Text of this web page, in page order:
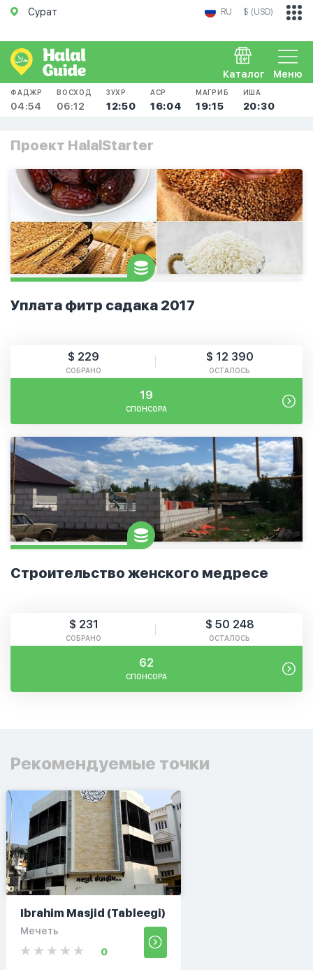
Сурат RU $ (USD)
Меню
Каталог
ФАДЖР
04:54
ВОСХОД
06:12
ЗУХР
12:50
АСР
16:04
МАГРИБ
19:15
ИША
20:30
Проект HalalStarter
Уплата фитр садака 2017
$ 229
СОБРАНО
$ 12 390
ОСТАЛОСЬ
19
СПОНСОРА
Строительство женского медресе
$ 231
СОБРАНО
$ 50 248
ОСТАЛОСЬ
62
СПОНСОРА
Рекомендуемые точки
Ibrahim Masjid (Tableegi)
Мечеть
0